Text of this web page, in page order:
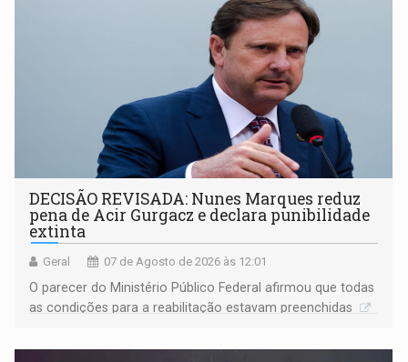
DECISÃO REVISADA: Nunes Marques reduz
pena de Acir Gurgacz e declara punibilidade
extinta
Geral 07 de Agosto de 2026 às 12:01
O parecer do Ministério Público Federal afirmou que todas
as condições para a reabilitação estavam preenchidas